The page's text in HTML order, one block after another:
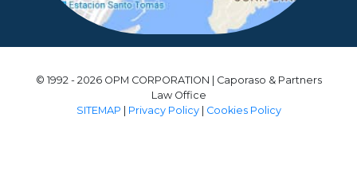
© 1992 - 2026 OPM CORPORATION | Caporaso & Partners
Law Office
SITEMAP
Privacy Policy| Cookies Policy